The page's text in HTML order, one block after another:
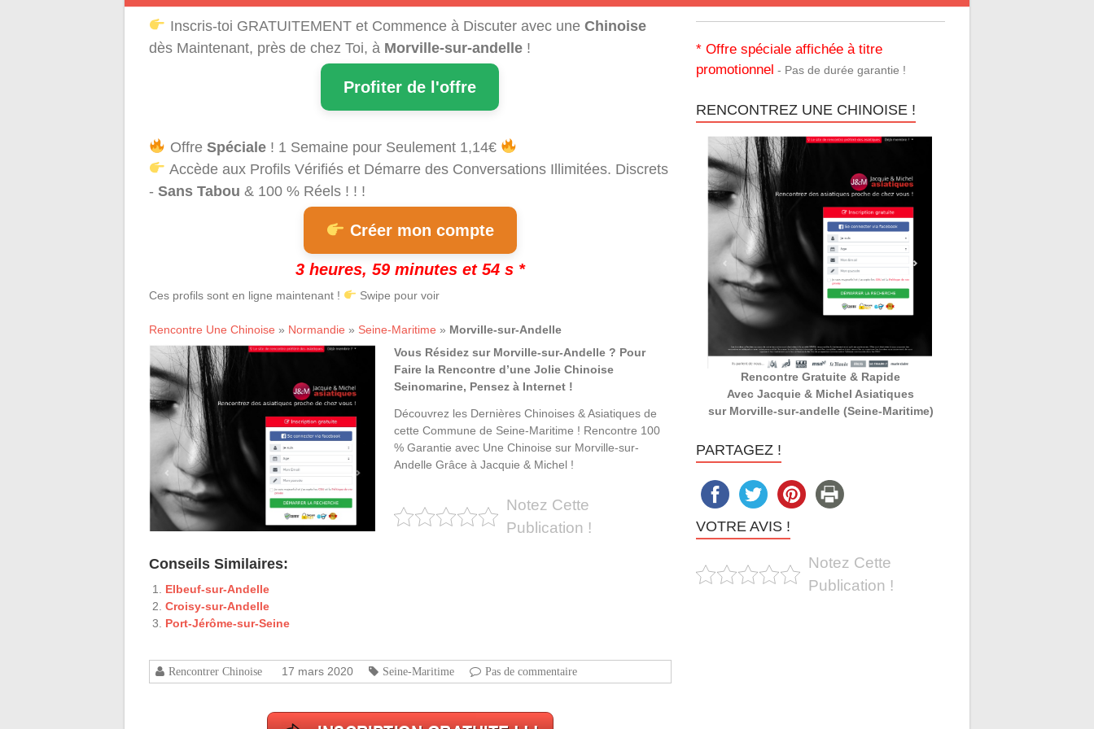
Inscris-toi GRATUITEMENT et Commence à Discuter avec une Chinoise
dès Maintenant, près de chez Toi, à Morville-sur-andelle !
Profiter de l'offre
Offre Spéciale! 1 Semaine pour Seulement 1,14€
Accède aux Profils Vérifiés et Démarre des Conversations Illimitées. Discrets
- Sans Tabou & 100 % Réels ! ! !
Créer mon compte
3 heures, 59 minutes et 53 s *
Ces profils sont en ligne maintenant ! Swipe pour voir
Rencontre Une Chinoise » Normandie » Seine-Maritime » Morville-sur-Andelle
Vous Résidez sur Morville-sur-Andelle ? Pour
Faire la Rencontre d’une Jolie Chinoise
Seinomarine, Pensez à Internet !
Découvrez les Dernières Chinoises & Asiatiques de
cette Commune de Seine-Maritime ! Rencontre 100
% Garantie avec Une Chinoise sur Morville-sur-
Andelle Grâce à Jacquie & Michel !
Notez Cette
Publication !
Conseils Similaires:
Elbeuf-sur-Andelle
Croisy-sur-Andelle
Port-Jérôme-sur-Seine
Rencontrer Chinoise 17 mars 2020 Seine-Maritime Pas de commentaire
* Offre spéciale affichée à titre
promotionnel - Pas de durée garantie !
RENCONTREZ UNE CHINOISE !
Rencontre Gratuite & Rapide
Avec Jacquie & Michel Asiatiques
sur Morville-sur-andelle (Seine-Maritime)
PARTAGEZ !
VOTRE AVIS !
Notez Cette
Publication !